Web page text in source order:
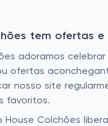
tem ofertas e
adoramos
ofertas
nosso site
favoritos.
House Colchões